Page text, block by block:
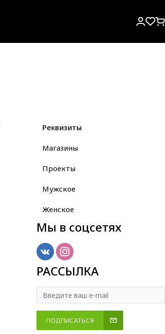
Реквизиты
Магазины
Проекты
Мужское
Женское
Мы в соцсетях
РАССЫЛКА
ПОДПИСАТЬСЯ